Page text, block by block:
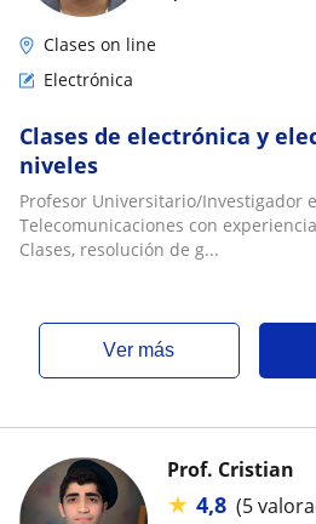
Clases on line
Electrónica
Clases de electrónica y
niveles
Profesor Universitario/Investigador
Telecomunicaciones con
Clases, resolución de g...
ver más
Prof. Cristian
★ 4,8 (5